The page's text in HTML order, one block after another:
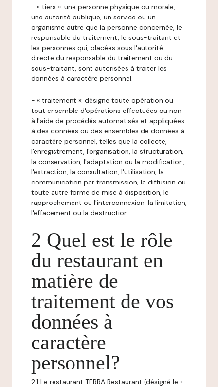
- « tiers »: une personne physique ou morale,
une autorité publique, un service ou un
organisme autre que la personne concernée, le
responsable du traitement, le sous-traitant et
les personnes qui, placées sous l'autorité
directe du responsable du traitement ou du
sous-traitant, sont autorisées à traiter les
données à caractère personnel.
- « traitement »: désigne toute opération ou
tout ensemble d'opérations effectuées ou non
à l'aide de procédés automatisés et appliquées
à des données ou des ensembles de données à
caractère personnel, telles que la collecte,
l'enregistrement, l'organisation, la structuration,
la conservation, l'adaptation ou la modification,
l'extraction, la consultation, l'utilisation, la
communication par transmission, la diffusion ou
toute autre forme de mise à disposition, le
rapprochement ou l'interconnexion, la limitation,
l'effacement ou la destruction.
2 Quel est le rôle
du restaurant en
matière de
traitement de vos
données à
caractère
personnel?
2.1 Le restaurant TERRA Restaurant (désigné le «